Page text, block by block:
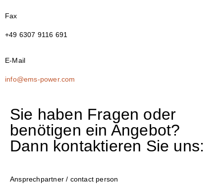
Fax
+49 6307 9116 691
E-Mail
info@ems-power.com
Sie haben Fragen oder
benötigen ein Angebot?
Dann kontaktieren Sie uns:
Ansprechpartner / contact person